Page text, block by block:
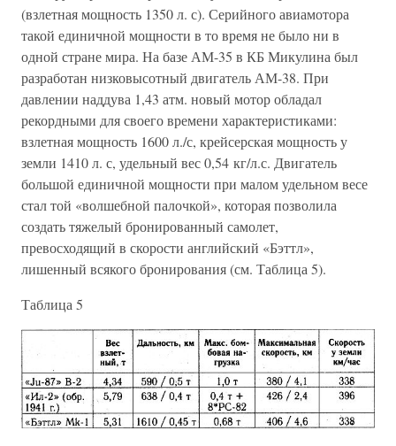
(взлетная мощность 1350 л. с). Серийного авиамотора
такой единичной мощности в то время не было ни в
одной стране мира. На базе АМ-35 в КБ Микулина был
разработан низковысотный двигатель АМ-38. При
давлении наддува 1,43 атм. новый мотор обладал
рекордными для своего времени характеристиками:
взлетная мощность 1600 л./с, крейсерская мощность у
земли 1410 л. с, удельный вес 0,54 кг/л.с. Двигатель
большой единичной мощности при малом удельном весе
стал той «волшебной палочкой», которая позволила
создать тяжелый бронированный самолет,
превосходящий в скорости английский «Бэттл»,
лишенный всякого бронирования (см. Таблица 5).
Таблица 5